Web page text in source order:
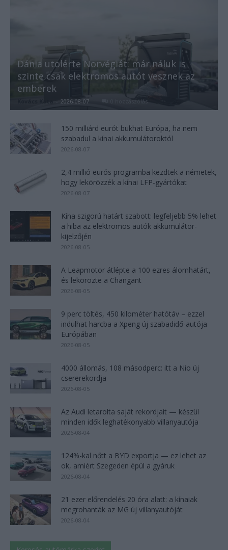
Dánia utolérte Norvégiát: már náluk is
szinte csak elektromos autót vesznek az
emberek
- 2026-08-07 0 hozzászólás
150 milliárd eurót bukhat Európa, ha nem
szabadul a kínai akkumulátoroktól
2026-08-07
2,4 millió eurós programba kezdtek a németek,
hogy lekörözzék a kínai LFP-gyártókat
2026-08-07
Kína szigorú határt szabott: legfeljebb 5% lehet
a hiba az elektromos autók akkumulátor-
kijelzőjén
2026-08-05
A Leapmotor átlépte a 100 ezres álomhatárt,
és lekörözte a Changant
2026-08-05
9 perc töltés, 450 kilométer hatótáv – ezzel
indulhat harcba a Xpeng új szabadidő-autója
Európában
2026-08-05
4000 állomás, 108 másodperc: itt a Nio új
csererekordja
2026-08-05
Az Audi letarolta saját rekordjait — készül
minden idők leghatékonyabb villanyautója
2026-08-04
124%-kal nőtt a BYD exportja — ez lehet az
ok, amiért Szegeden épül a gyáruk
2026-08-04
21 ezer előrendelés 20 óra alatt: a kínaiak
megrohanták az MG új villanyautóját
2026-08-04